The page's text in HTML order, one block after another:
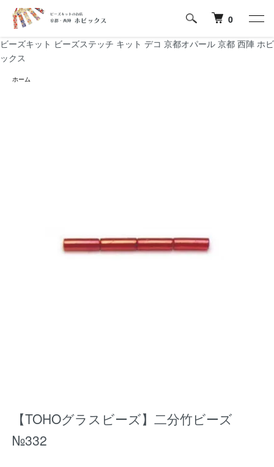
ビーズキット ビーズステッチ キット デコ 京都オパール 京都 西陣 ホビ
ックス
0
ホーム
【TOHOグラスビーズ】二分竹ビーズ
№332